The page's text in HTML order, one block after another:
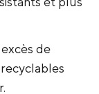
excès de